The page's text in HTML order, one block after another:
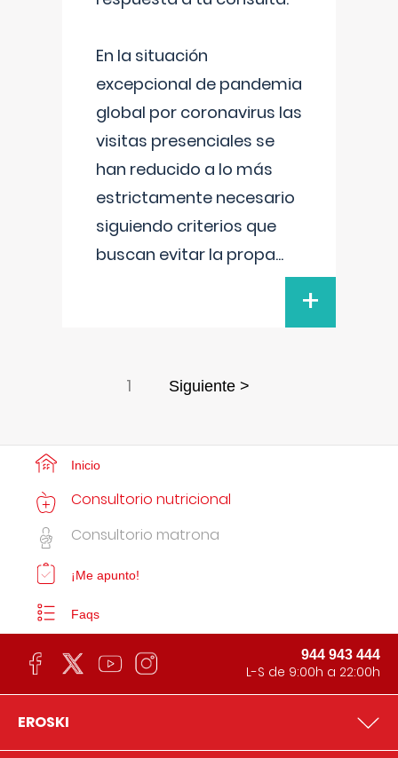
En la situación
excepcional de pandemia
global por coronavirus las
visitas presenciales se
han reducido a lo más
estrictamente necesario
siguiendo criterios que
buscan evitar la propa...
+
1 Siguiente >
Inicio
Consultorio nutricional
Consultorio matrona
¡Me apunto!
Faqs
944 943 444
L-S de 9:00h a 22:00h
EROSKI